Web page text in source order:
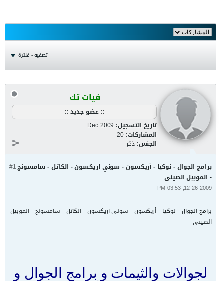
تصفية - فلترة
فيات تك
:: عضو جديد ::
تاريخ التسجيل: Dec 2009
المشاركات: 20
الجنس: ذكر
#1برامج الجوال - نوكيا - أريكسون - سوني اريكسون - الكاتل - سامسونج
- الموبيل الصينى
12-26-2009, 03:53 PM
برامج الجوال - نوكيا - أريكسون - سوني اريكسون - الكاتل - سامسونج - الموبيل
الصينى
لجوالات والثيمات و برامج الجوال و